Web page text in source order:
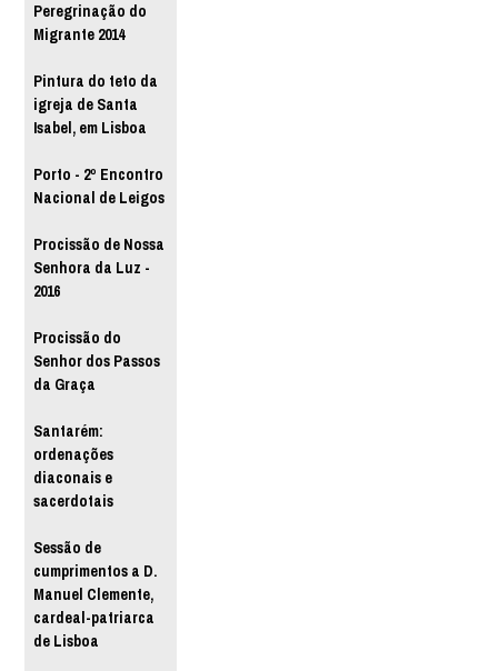
Peregrinação do
Migrante 2014
Pintura do teto da
igreja de Santa
Isabel, em Lisboa
Porto - 2º Encontro
Nacional de Leigos
Procissão de Nossa
Senhora da Luz -
2016
Procissão do
Senhor dos Passos
da Graça
Santarém:
ordenações
diaconais e
sacerdotais
Sessão de
cumprimentos a D.
Manuel Clemente,
cardeal-patriarca
de Lisboa